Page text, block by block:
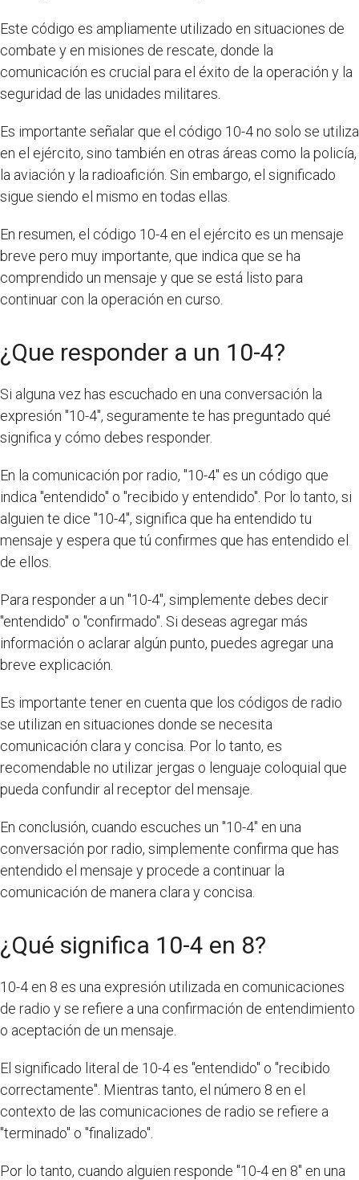
Este código es ampliamente utilizado en situaciones de
combate y en misiones de rescate, donde la
comunicación es crucial para el éxito de la operación y la
seguridad de las unidades militares.
Es importante señalar que el código 10-4 no solo se utiliza
en el ejército, sino también en otras áreas como la policía,
la aviación y la radioafición. Sin embargo, el significado
sigue siendo el mismo en todas ellas.
En resumen, el código 10-4 en el ejército es un mensaje
breve pero muy importante, que indica que se ha
comprendido un mensaje y que se está listo para
continuar con la operación en curso.
¿Que responder a un 10-4?
Si alguna vez has escuchado en una conversación la
expresión "10-4", seguramente te has preguntado qué
significa y cómo debes responder.
En la comunicación por radio, "10-4" es un código que
indica "entendido" o "recibido y entendido". Por lo tanto, si
alguien te dice "10-4", significa que ha entendido tu
mensaje y espera que tú confirmes que has entendido el
de ellos.
Para responder a un "10-4", simplemente debes decir
"entendido" o "confirmado". Si deseas agregar más
información o aclarar algún punto, puedes agregar una
breve explicación.
Es importante tener en cuenta que los códigos de radio
se utilizan en situaciones donde se necesita
comunicación clara y concisa. Por lo tanto, es
recomendable no utilizar jergas o lenguaje coloquial que
pueda confundir al receptor del mensaje.
En conclusión, cuando escuches un "10-4" en una
conversación por radio, simplemente confirma que has
entendido el mensaje y procede a continuar la
comunicación de manera clara y concisa.
¿Qué significa 10-4 en 8?
10-4 en 8 es una expresión utilizada en comunicaciones
de radio y se refiere a una confirmación de entendimiento
o aceptación de un mensaje.
El significado literal de 10-4 es "entendido" o "recibido
correctamente". Mientras tanto, el número 8 en el
contexto de las comunicaciones de radio se refiere a
"terminado" o "finalizado".
Por lo tanto, cuando alguien responde "10-4 en 8" en una